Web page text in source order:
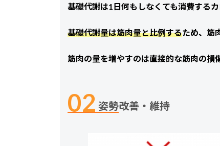
基礎代謝は1日何もしなくても消費する
基礎代謝量は筋肉量と比例するため、筋
筋肉の量を増やすのは直接的な筋肉の損
姿勢改善・維持